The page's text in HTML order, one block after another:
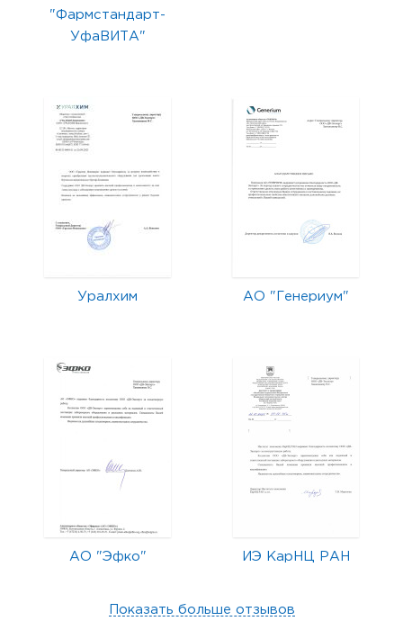
"Фармстандарт-
УфаВИТА"
Уралхим АО "Генериум"
АО "Эфко" ИЭ КарНЦ РАН
Показать больше отзывов